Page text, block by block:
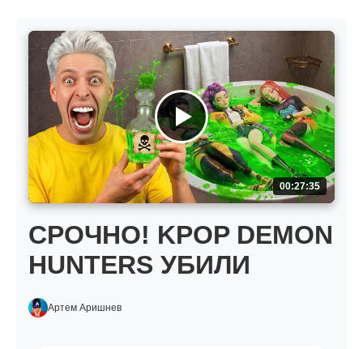
00:27:35
СРОЧНО! KPOP DEMON
HUNTERS УБИЛИ
Артем Аришнев